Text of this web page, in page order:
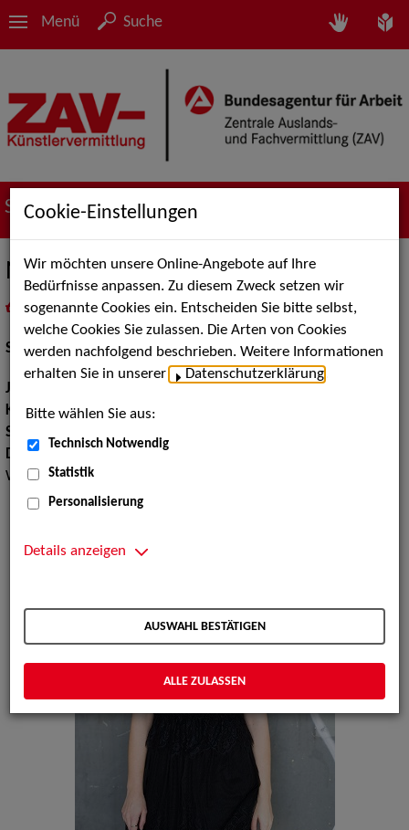
Menü Suche
Suche nach Künstler*innen
Nina Carolin
als PDF speichern
inMeine Merklistelegen
Schauspiel:Bühne, Film und TV
Jahrgang:
Körpergröße:168 cm
Sprachen:
Dialekte:
Bayerisch, Berlinerisch, Kölsch, Ruhrdeutsch,
Wienerisch
Cookie-Einstellungen
Wir möchten unsere Online-Angebote auf Ihre
Bedürfnisse anpassen. Zu diesem Zweck setzen wir
sogenannte Cookies ein. Entscheiden Sie bitte selbst,
welche Cookies Sie zulassen. Die Arten von Cookies
werden nachfolgend beschrieben. Weitere Informationen
erhalten Sie in unserer
Datenschutzerklärung
Bitte wählen Sie aus:
Technisch Notwendig
Statistik
Personalisierung
Details anzeigen
AUSWAHL BESTÄTIGEN
ALLE ZULASSEN